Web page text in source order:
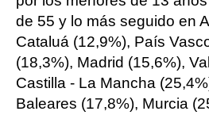
de 55 y lo más seguido en
Cataluá (12,9%), País
(18,3%), Madrid (15,6%),
Castilla - La Mancha
Baleares (17,8%), Murcia